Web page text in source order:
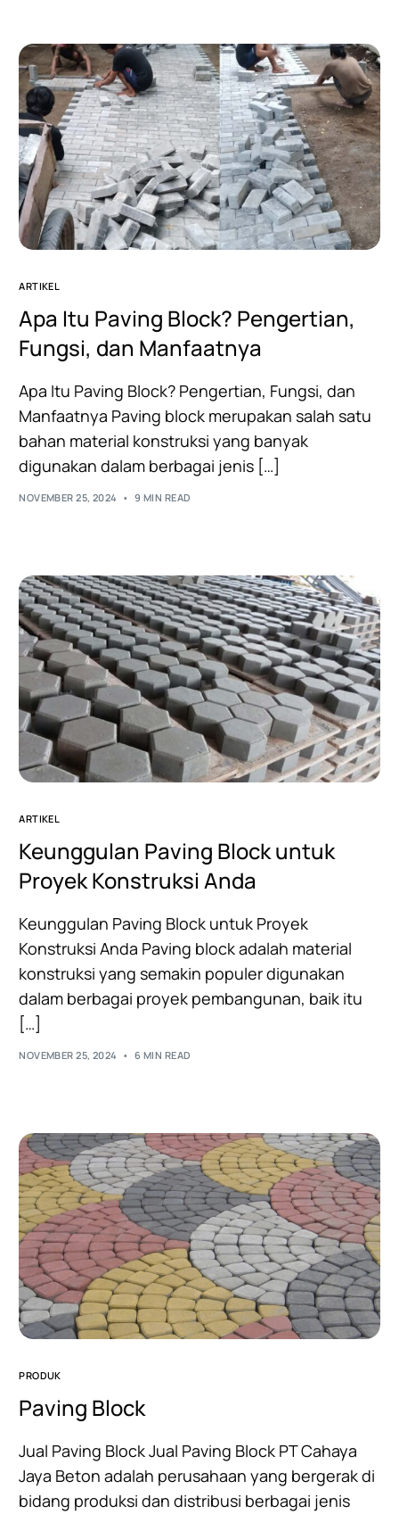
ARTIKEL
Apa Itu Paving Block? Pengertian,
Fungsi, dan Manfaatnya
Apa Itu Paving Block? Pengertian, Fungsi, dan
Manfaatnya Paving block merupakan salah satu
bahan material konstruksi yang banyak
digunakan dalam berbagai jenis […]
NOVEMBER 25, 2024 9 MIN READ
ARTIKEL
Keunggulan Paving Block untuk
Proyek Konstruksi Anda
Keunggulan Paving Block untuk Proyek
Konstruksi Anda Paving block adalah material
konstruksi yang semakin populer digunakan
dalam berbagai proyek pembangunan, baik itu
[…]
NOVEMBER 25, 2024 6 MIN READ
PRODUK
Paving Block
Jual Paving Block Jual Paving Block PT Cahaya
Jaya Beton adalah perusahaan yang bergerak di
bidang produksi dan distribusi berbagai jenis